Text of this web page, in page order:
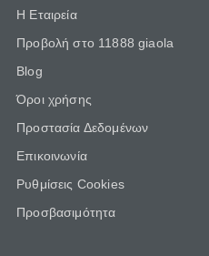
Η Εταιρεία
Προβολή στο 11888 giaola
Blog
Όροι χρήσης
Προστασία Δεδομένων
Επικοινωνία
Ρυθμίσεις Cookies
Προσβασιμότητα